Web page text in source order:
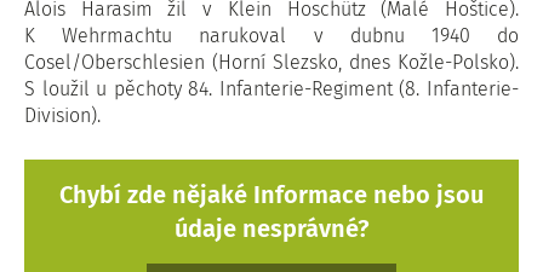
Alois Harasim žil v Klein Hoschütz (Malé Hoštice).
K Wehrmachtu narukoval v dubnu 1940 do
Cosel/Oberschlesien (Horní Slezsko, dnes Kožle-Polsko).
S loužil u pěchoty 84. Infanterie-Regiment (8. Infanterie-
Division).
Chybí zde nějaké Informace nebo jsou
údaje nesprávné?